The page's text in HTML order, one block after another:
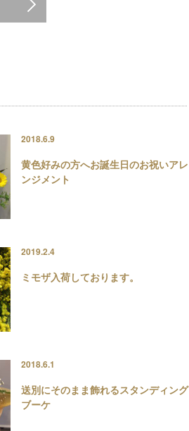
2018.6.9
黄色好みの方へお誕生日のお祝いアレ
ンジメント
2019.2.4
ミモザ入荷しております。
2018.6.1
送別にそのまま飾れるスタンディング
ブーケ